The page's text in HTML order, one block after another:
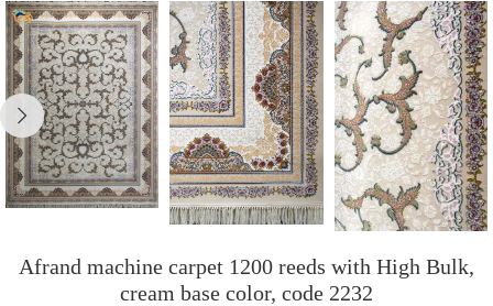
Afrand machine carpet 1200 reeds with High Bulk,
cream base color, code 2232